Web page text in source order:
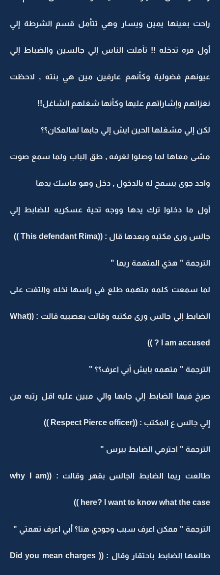
راحت بعينها يمين ويسار وهي تتأمل قسم الشرطة إلي
أول مره تدخله !! تأملت الناس إلي جالسين والضباط إلي
عيونهم فضولية وكأنهم عارفين مين هي بنته , لاحظت
نغزاتهم وإشاراتهم عليها وكأنها شغلهم الشاغل!!
لكن إلي مشغلها الحين ايش إلي جابها لهالمكان؟؟
مشى معاها لما وصلوا لغرفه , طق الباب ولما سمع صوت
واحد جوى يسمح له بالدخول , دخل وهو ماسك يدها
أول ما دخلوا ترك يدها ووجه تحية عسكريه للضابط إلي
جالس ورى مكتبه وبعدها قال : ((This defendant Rima ))
الترجمة " هذي المتهمة ريما "
لما سمعت كلمه متهمه طلع في راسها نخله والتفت على
الضابط إلي جالس ورى مكتبه وقالت بعصبيه قالت : ((What
I am accused ? ))
الترجمة " متهمه بايش أبي اعرف؟؟ "
صرخ فيها الضابط إلي جابها والي مبين عليه اقل رتبه من
إلي جالس ع المكتب : ((Respect Pierce officer ))
الترجمة " احترمي الضابط بيرس "
طالعت ريما الضابط الجالس بقهر وقالت : ((why I am
here? I want to know what the case ))
الترجمة " ممكن اعرف سبب وجودي هنا؟ أبي اعرف تهمتي "
طالعها الضابط باحتقار وقال : (( Did you mean charges